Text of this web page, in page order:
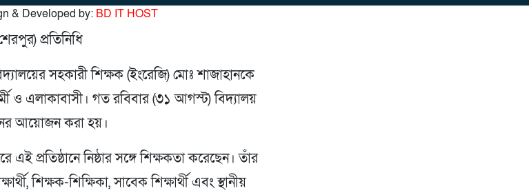
প্রতিনিধি
সহকারী শিক্ষক (ইংরেজি) মোঃ শাজাহানকে
ও এলাকাবাসী। গত রবিবার (৩১ আগস্ট) বিদ্যালয়
আয়োজন করা হয়।
এই প্রতিষ্ঠানে নিষ্ঠার সঙ্গে শিক্ষকতা করেছেন। তাঁর
শিক্ষক-শিক্ষিকা, সাবেক শিক্ষার্থী এবং স্থানীয়
& Developed by: BD IT HOST